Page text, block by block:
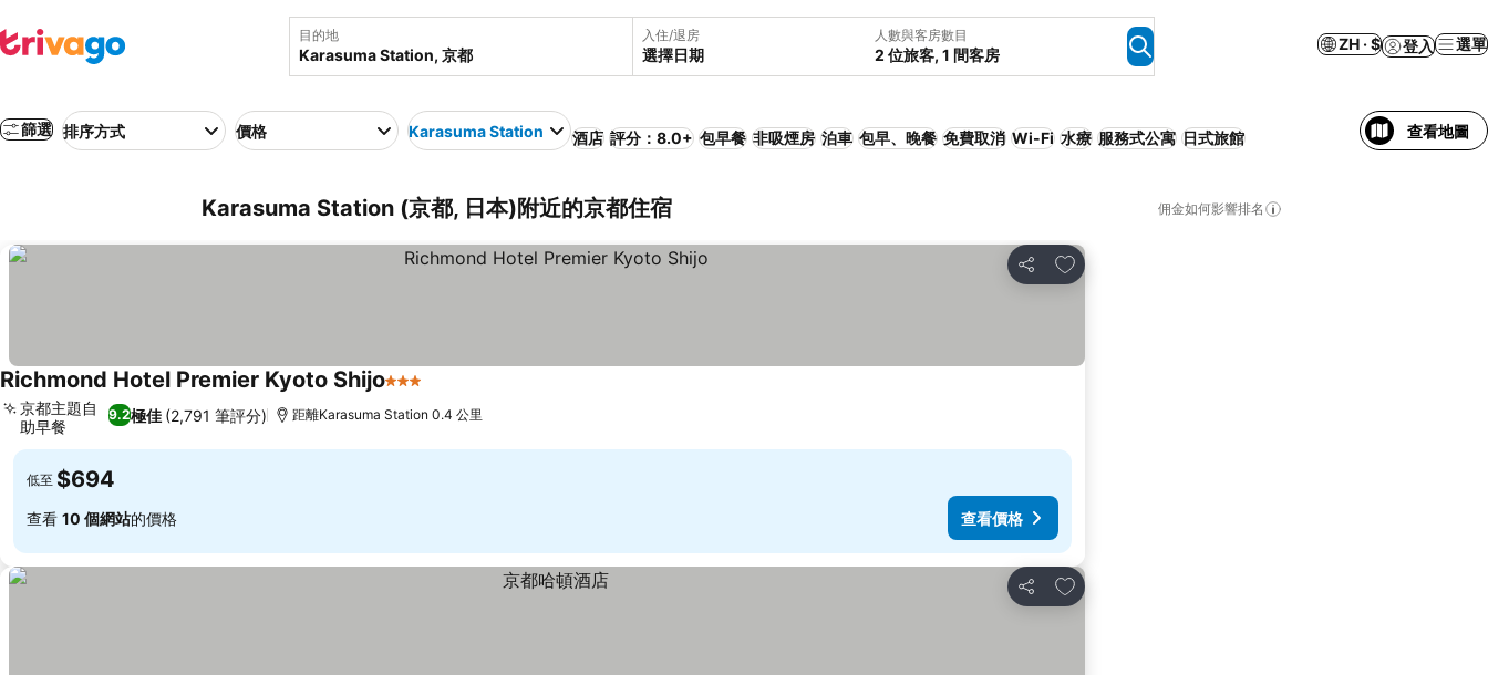
目的地 入住/退房
選擇日期
人數與客房數目
2 位旅客, 1 間客房
ZH · $ 登入 選單
篩選 排序方式 價格 Karasuma Station 酒店 評分：8.0+ 包早餐 非吸煙房 泊車 包早、晚餐 免費取消 Wi-Fi 水療 服務式公寓 日式旅館 查看地圖
Karasuma Station (京都, 日本)附近的京都住宿 佣金如何影響排名
分享
放到收藏夾
Richmond Hotel Premier Kyoto Shijo3 星級
9.2極佳 (2,791 筆評分)
京都主題自
助早餐
距離Karasuma Station 0.4 公里
低至 $694
查看 10 個網站的價格 查看價格
分享
放到收藏夾